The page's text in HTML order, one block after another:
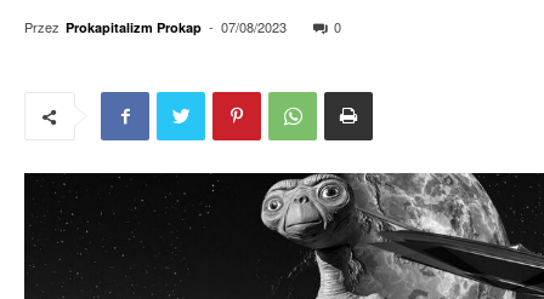
Przez Prokapitalizm Prokap - 07/08/2023 0